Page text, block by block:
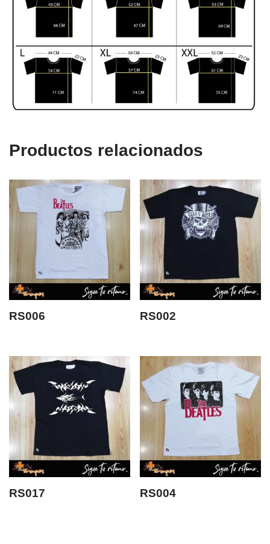
Productos relacionados
RS006 RS002
RS017 RS004